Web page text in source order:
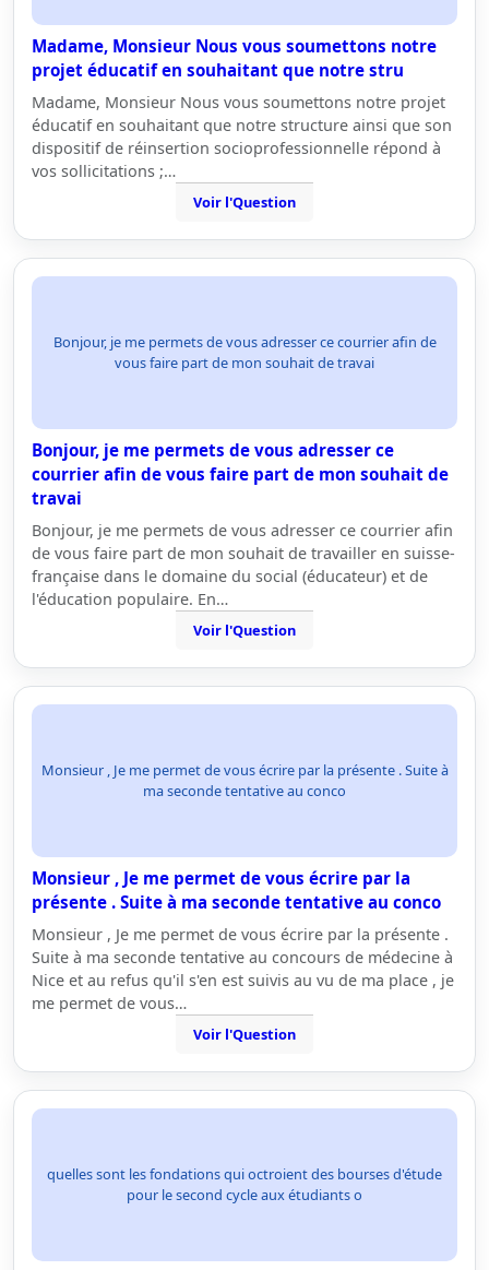
Madame, Monsieur Nous vous soumettons notre
projet éducatif en souhaitant que notre stru
Madame, Monsieur Nous vous soumettons notre projet
éducatif en souhaitant que notre structure ainsi que son
dispositif de réinsertion socioprofessionnelle répond à
vos sollicitations ;…
Voir l'Question
Bonjour, je me permets de vous adresser ce courrier afin de
vous faire part de mon souhait de travai
Bonjour, je me permets de vous adresser ce
courrier afin de vous faire part de mon souhait de
travai
Bonjour, je me permets de vous adresser ce courrier afin
de vous faire part de mon souhait de travailler en suisse-
française dans le domaine du social (éducateur) et de
l'éducation populaire. En…
Voir l'Question
Monsieur , Je me permet de vous écrire par la présente . Suite à
ma seconde tentative au conco
Monsieur , Je me permet de vous écrire par la
présente . Suite à ma seconde tentative au conco
Monsieur , Je me permet de vous écrire par la présente .
Suite à ma seconde tentative au concours de médecine à
Nice et au refus qu'il s'en est suivis au vu de ma place , je
me permet de vous…
Voir l'Question
quelles sont les fondations qui octroient des bourses d'étude
pour le second cycle aux étudiants o